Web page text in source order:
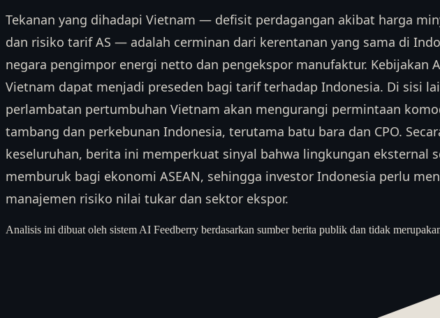
Tekanan yang dihadapi Vietnam — defisit perdagangan akibat harga
dan risiko tarif AS — adalah cerminan dari kerentanan yang sama di
negara pengimpor energi netto dan pengekspor manufaktur. Kebijakan
Vietnam dapat menjadi preseden bagi tarif terhadap Indonesia. Di sisi
perlambatan pertumbuhan Vietnam akan mengurangi permintaan
tambang dan perkebunan Indonesia, terutama batu bara dan CPO.
keseluruhan, berita ini memperkuat sinyal bahwa lingkungan eksternal
memburuk bagi ekonomi ASEAN, sehingga investor Indonesia perlu
manajemen risiko nilai tukar dan sektor ekspor.
Analisis ini dibuat oleh sistem AI Feedberry berdasarkan sumber berita publik dan tidak